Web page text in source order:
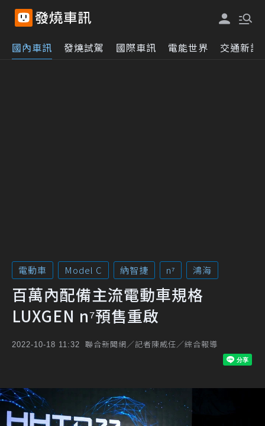
國內車訊 發燒試駕 國際車訊 電能世界 交通新訊
電動車 Model C 納智捷 n⁷ 鴻海
百萬內配備主流電動車規格
LUXGEN n⁷預售重啟
2022-10-18 11:32 聯合新聞網／記者陳威任／綜合報導